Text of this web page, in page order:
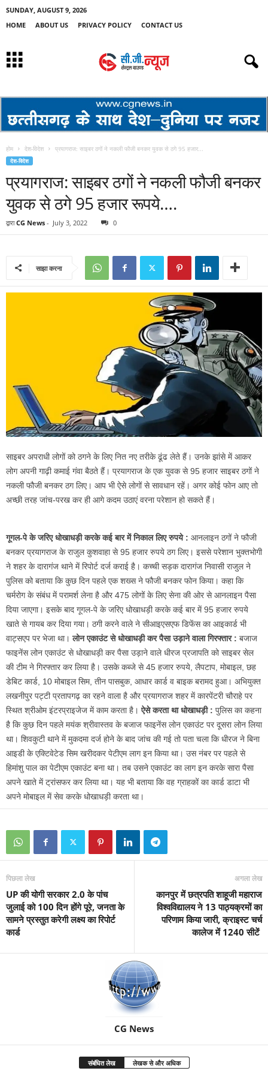
SUNDAY, AUGUST 9, 2026
HOME
ABOUT US PRIVACY POLICY CONTACT US
होम देश-विदेश प्रयागराज: साइबर ठगों ने नकली फौजी बनकर युवक से ठगे 95 हजार...
देश-विदेश
प्रयागराज: साइबर ठगों ने नकली फौजी बनकर
युवक से ठगे 95 हजार रूपये….
द्वारा CG News - July 3, 2022 0
साझा करना
साइबर अपराधी लोगों को ठगने के लिए नित नए तरीके ढूंढ लेते हैं। उनके झांसे में आकर
लोग अपनी गाढ़ी कमाई गंवा बैठते हैं। प्रयागराज के एक युवक से 95 हजार साइबर ठगों ने
नकली फौजी बनकर ठग लिए। आप भी ऐसे लोगों से सावधान रहें। अगर कोई फोन आए तो
अच्‍छी तरह जांच-परख कर ही आगे कदम उठाएं वरना परेशान हो सकते हैं।
गूगल-पे के जरिए धोखाधड़ी करके कई बार में निकाल लिए रुपये : आनलाइन ठगों ने फौजी
बनकर प्रयागराज के राजुल कुशवाहा से 95 हजार रुपये ठग लिए। इससे परेशान भुक्तभोगी
ने शहर के दारागंज थाने में रिपोर्ट दर्ज कराई है। कच्ची सड़क दारागंज निवासी राजुल ने
पुलिस को बताया कि कुछ दिन पहले एक शख्स ने फौजी बनकर फोन किया। कहा कि
चर्मरोग के संबंध में परामर्श लेना है और 475 लोगों के लिए सेना की ओर से आनलाइन पैसा
दिया जाएगा। इसके बाद गूगल-पे के जरिए धोखाधड़ी करके कई बार में 95 हजार रुपये
खाते से गायब कर दिया गया। ठगी करने वाले ने सीआइएसएफ डिफेंस का आइकार्ड भी
वाट्सएप पर भेजा था।लोन एकाउंट से धोखाधड़ी कर पैसा उड़ाने वाला गिरफ्तार : बजाज
फाइनेंस लोन एकाउंट से धोखाधड़ी कर पैसा उड़ाने वाले धीरज प्रजापति को साइबर सेल
की टीम ने गिरफ्तार कर लिया है। उसके कब्जे से 45 हजार रुपये, लैपटाप, मोबाइल, छह
डेबिट कार्ड, 10 मोबाइल सिम, तीन पासबुक, आधार कार्ड व बाइक बरामद हुआ। अभियुक्त
लखनीपुर पट्टी प्रतापगढ़ का रहने वाला है और प्रयागराज शहर में कारपेंटरी चौराहे पर
स्थित श्रीओम इंटरप्राइजेज में काम करता है।ऐसे करता था धोखाधड़ी : पुलिस का कहना
है कि कुछ दिन पहले मयंक श्रीवास्तव के बजाज फाइनेंस लोन एकाउंट पर दूसरा लोन लिया
था। शिवकुटी थाने में मुकदमा दर्ज होने के बाद जांच की गई तो पता चला कि धीरज ने बिना
आइडी के एक्टिवेटेड सिम खरीदकर पेटीएम लाग इन किया था। उस नंबर पर पहले से
हिमांशु पाल का पेटीएम एकाउंट बना था। तब उसने एकाउंट का लाग इन करके सारा पैसा
अपने खाते में ट्रांसफर कर लिया था। यह भी बताया कि वह ग्राहकों का कार्ड डाटा भी
अपने मोबाइल में सेव करके धोखाधड़ी करता था।
पिछला लेख
UP की योगी सरकार 2.0 के पांच
जुलाई को 100 दिन होंगे पूरे, जनता के
सामने प्रस्‍तुत करेगी लक्ष्य का रिपोर्ट
कार्ड
अगला लेख
कानपुर में छत्रपति शाहूजी महाराज
विश्वविद्यालय ने 13 पाठ्यक्रमों का
परिणाम किया जारी, क्राइस्ट चर्च
कालेज में 1240 सीटें
CG News
संबंधित लेख लेखक से और अधिक